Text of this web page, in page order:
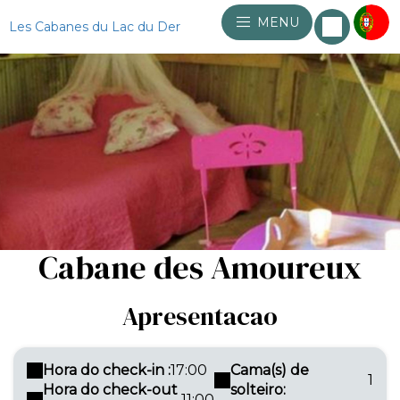
Les Cabanes du Lac du Der MENU
Cabane des Amoureux
Apresentacao
Hora do check-in :17:00
Hora do check-out
Cama(s) de
solteiro:
1